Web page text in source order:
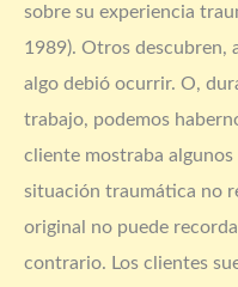
sobre su experiencia
1989). Otros descubren,
algo debió ocurrir. O,
trabajo, podemos
cliente mostraba
situación traumática no
original no puede
contrario. Los clientes